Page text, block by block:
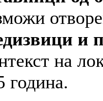
и
на
година.